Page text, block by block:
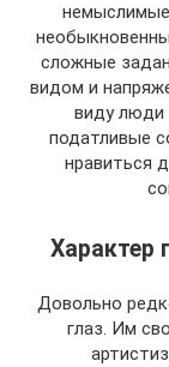
сложные
видом и
виду люди
податливые
нравиться
Характер
Довольно
глаз. Им